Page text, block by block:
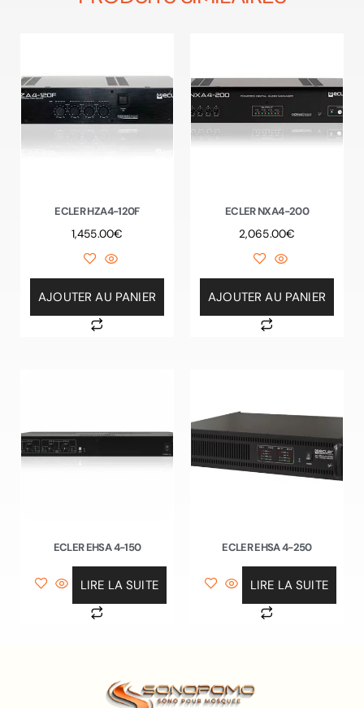
ECLER HZA4-120F
1,455.00€
AJOUTER AU PANIER
ECLER NXA4-200
2,065.00€
AJOUTER AU PANIER
ECLER EHSA 4-150
LIRE LA SUITE
ECLER EHSA 4-250
LIRE LA SUITE